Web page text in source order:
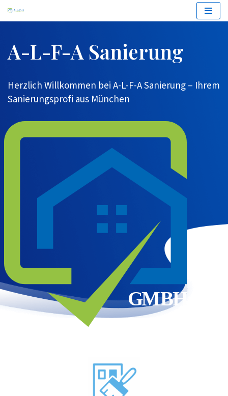
springen
A-L-F-A Sanierung
Herzlich Willkommen bei A-L-F-A Sanierung – Ihrem
Sanierungsprofi aus München